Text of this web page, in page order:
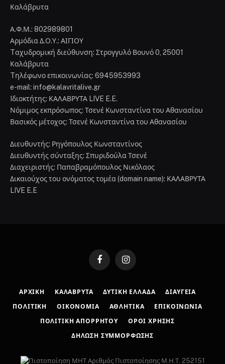
Καλάβρυτα
Α.Φ.Μ.: 802989801
Αρμόδια Δ.Ο.Υ.: ΑΙΓΙΟΥ
Tαχυδρομική διεύθυνση: Στρογγυλό Βουνό 0, 25001
Καλάβρυτα
Tηλέφωνο επικοινωνίας: 6945953993
e-mail: info@kalavritalive.gr
Iδιοκτήτης: ΚΑΛΑΒΡΥΤΑ LIVE E.E.
Νόμιμος εκπρόσωπος: Τσενέ Κωνσταντίνα του Αθανασίου
Βασικός μέτοχος: Τσενέ Κωνσταντίνα του Αθανασίου
Διευθυντής: Ρηγόπουλος Κωνσταντίνος
Διευθυντής σύνταξης: Σπυριδούλα Τσενέ
Διαχειριστής: Παπαβραμόπουλος Νικόλαος
Δικαιούχος του ονόματος τομέα (domain name): ΚΑΛΑΒΡΥΤΑ
LIVE E.E
FacebookInstagram
ΑΡΧΙΚΉ ΚΑΛΆΒΡΥΤΑ ΔΥΤΙΚΉ ΕΛΛΆΔΑ ΔΙΑΎΓΕΙΑ
ΠΟΛΙΤΙΚΉ ΟΙΚΟΝΟΜΊΑ ΑΘΛΗΤΙΚΆ ΕΠΙΚΟΙΝΩΝΊΑ
ΠΟΛΙΤΙΚΉ ΑΠΟΡΡΉΤΟΥ ΌΡΟΙ ΧΡΉΣΗΣ
ΔΉΛΩΣΗ ΣΥΜΜΌΡΦΩΣΗΣ
Αριθμός Πιστοποίησης Μ.Η.Τ. 252151